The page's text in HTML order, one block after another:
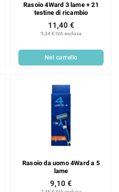
Rasoio 4Ward 3 lame + 21
testine di ricambio
9,34 € IVA esclusa
11,40 €
Nel carrello
Rasoio da uomo 4Ward a 5
lame
9,10 €